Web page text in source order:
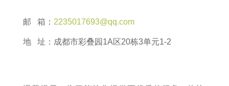
邮 箱： 2235017693@qq.com
地 址：成都市彩叠园1A区20栋3单元1-2